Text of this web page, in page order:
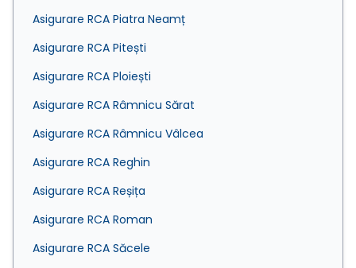
Asigurare RCA Piatra Neamț
Asigurare RCA Pitești
Asigurare RCA Ploiești
Asigurare RCA Râmnicu Sărat
Asigurare RCA Râmnicu Vâlcea
Asigurare RCA Reghin
Asigurare RCA Reșița
Asigurare RCA Roman
Asigurare RCA Săcele